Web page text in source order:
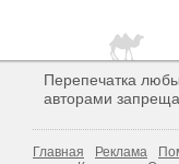
Перепечатка
авторами
Главная Реклама